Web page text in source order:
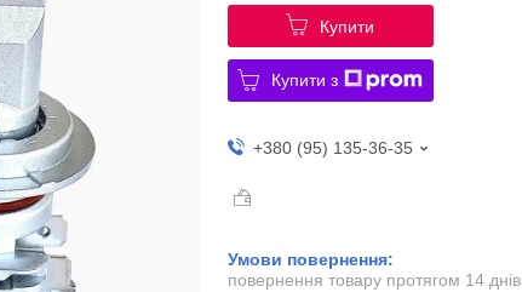
Купити
Купити з
+380 (95) 135-36-35
повернення товару протягом 14 днів